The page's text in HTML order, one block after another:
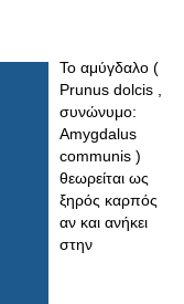
Το αμύγδαλο (
Prunus dolcis ,
συνώνυμο:
Amygdalus
communis )
θεωρείται ως
ξηρός καρπός
αν και ανήκει
στην